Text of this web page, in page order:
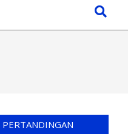
PERTANDINGAN